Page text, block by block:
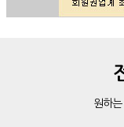
원하는